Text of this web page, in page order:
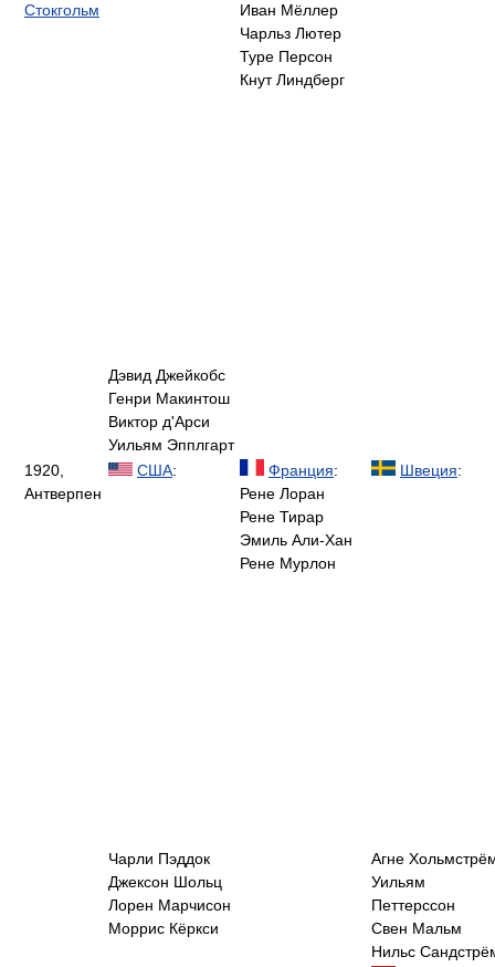
Стокгольм
Дэвид Джейкобс
Генри Макинтош
Виктор д'Арси
Уильям Эпплгарт
Иван Мёллер
Чарльз Лютер
Туре Персон
Кнут Линдберг
1920,
Антверпен
США:
Чарли Пэддок
Джексон Шольц
Лорен Марчисон
Моррис Кёркси
Франция:
Рене Лоран
Рене Тирар
Эмиль Али-Хан
Рене Мурлон
Швеция:
Агне
Уильям
Петтерссон
Свен Мальм
Нильс